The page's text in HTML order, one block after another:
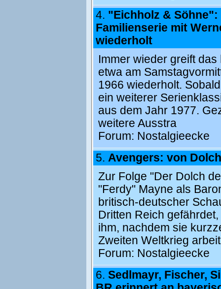
4. "Eichholz & Söhne":
Familienserie mit
wiederholt
Immer wieder greift
etwa am
1966 wiederholt.
ein weiterer
aus dem Jahr 1977.
weitere Ausstra
Forum: Nostalgieecke
5. Avengers: von
Zur Folge "Der Dolch
"Ferdy" Mayne als
britisch-deutscher
Dritten Reich
ihm, nachdem sie
Zweiten Weltkrieg
Forum: Nostalgieecke
6. Sedlmayr, Fischer,